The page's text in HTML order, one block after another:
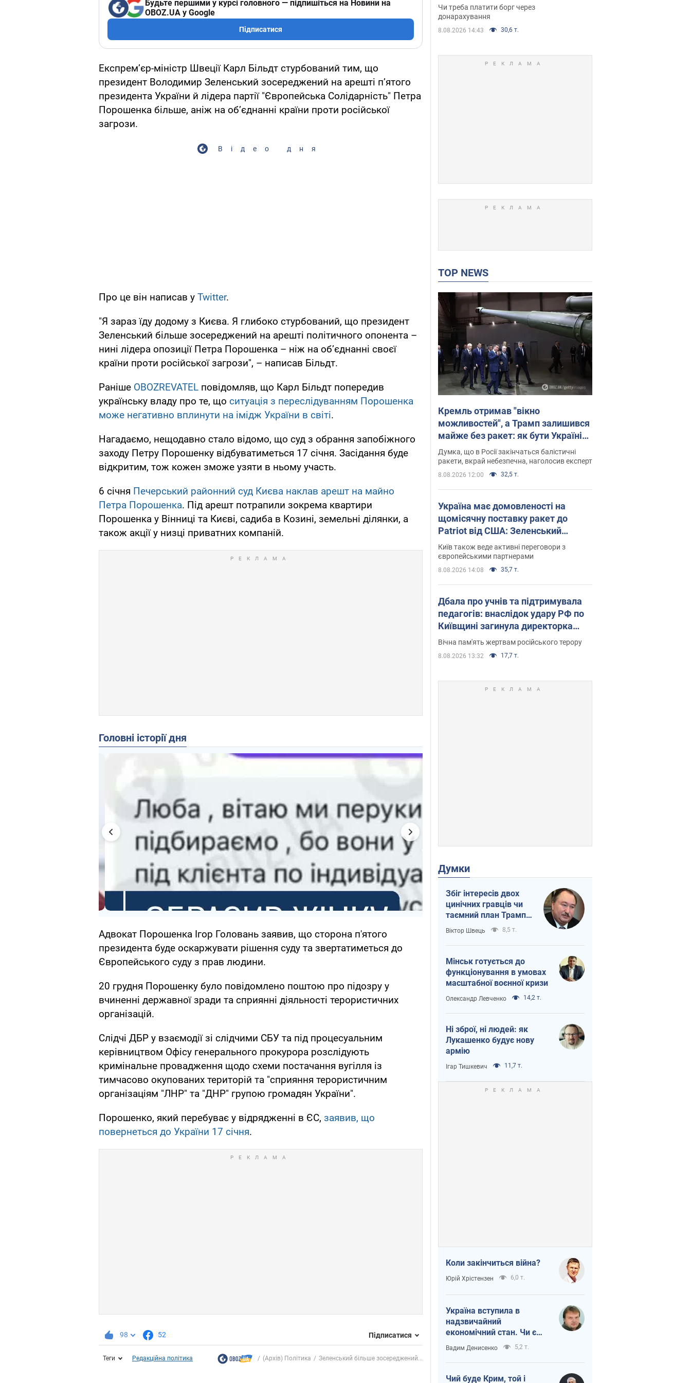
Будьте першими у курсі головного — підпишіться на Новини на
OBOZ.UA у Google
Підписатися
Експрем’єр-міністр Швеції Карл Більдт стурбований тим, що
президент Володимир Зеленський зосереджений на арешті п’ятого
президента України й лідера партії "Європейська Солідарність" Петра
Порошенка більше, аніж на об’єднанні країни проти російської
загрози.
Відео дня
Про це він написав у Twitter.
"Я зараз їду додому з Києва. Я глибоко стурбований, що президент
Зеленський більше зосереджений на арешті політичного опонента –
нині лідера опозиції Петра Порошенка – ніж на об’єднанні своєї
країни проти російської загрози", – написав Більдт.
Раніше OBOZREVATEL повідомляв, що Карл Більдт попередив
українську владу про те, що ситуація з переслідуванням Порошенка
може негативно вплинути на імідж України в світі.
Нагадаємо, нещодавно стало відомо, що суд з обрання запобіжного
заходу Петру Порошенку відбуватиметься 17 січня. Засідання буде
відкритим, тож кожен зможе узяти в ньому участь.
6 січня Печерський районний суд Києва наклав арешт на майно
Петра Порошенка. Під арешт потрапили зокрема квартири
Порошенка у Вінниці та Києві, садиба в Козині, земельні ділянки, а
також акції у низці приватних компаній.
Головні історії дня
Адвокат Порошенка Ігор Головань заявив, що сторона п'ятого
президента буде оскаржувати рішення суду та звертатиметься до
Європейського суду з прав людини.
20 грудня Порошенку було повідомлено поштою про підозру у
вчиненні державної зради та сприянні діяльності терористичних
організацій.
Слідчі ДБР у взаємодії зі слідчими СБУ та під процесуальним
керівництвом Офісу генерального прокурора розслідують
кримінальне провадження щодо схеми постачання вугілля із
тимчасово окупованих територій та "сприяння терористичним
організаціям "ЛНР" та "ДНР" групою громадян України".
Порошенко, який перебуває у відрядженні в ЄС, заявив, що
повернеться до України 17 січня.
98 52 Підписатися
Теги Редакційна політика (Архів) Політика Зеленський більше зосереджений...
суддя ухвалив
неочікуване рішення
Чи треба платити борг через
донарахування
8.08.2026 14:43 30,6 т.
TOP NEWS
Кремль отримав "вікно
можливостей", а Трамп залишився
майже без ракет: як бути Україні?
Інтерв’ю з Мельником
Думка, що в Росії закінчаться балістичні
ракети, вкрай небезпечна, наголосив експерт
8.08.2026 12:00 32,5 т.
Україна має домовленості на
щомісячну поставку ракет до
Patriot від США: Зеленський
розкрив подробиці
Київ також веде активні переговори з
європейськими партнерами
8.08.2026 14:08 35,7 т.
Дбала про учнів та підтримувала
педагогів: внаслідок удару РФ по
Київщині загинула директорка
київського ліцею, її чоловік та онук
Вічна пам'ять жертвам російського терору
8.08.2026 13:32 17,7 т.
Думки
Збіг інтересів двох
цинічних гравців чи
таємний план Трампа
і Путіна?
Віктор Швець 8,5 т.
Мінськ готується до
функціонування в умовах
масштабної воєнної кризи
Олександр Левченко 14,2 т.
Ні зброї, ні людей: як
Лукашенко будує нову
армію
Ігар Тишкевич 11,7 т.
Коли закінчиться війна?
Юрій Хрістензен 6,0 т.
Україна вступила в
надзвичайний
економічний стан. Чи є
світло вкінці тунелю?
Вадим Денисенко 5,2 т.
Чий буде Крим, той і